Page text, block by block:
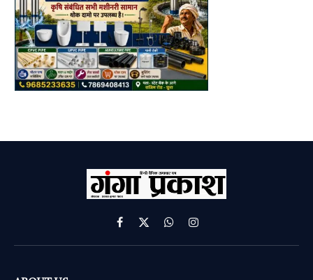
Facebook
X
(Twitter)
WhatsAppInstagram